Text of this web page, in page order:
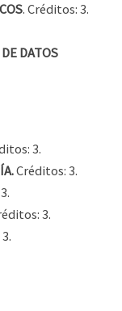
. Créditos: 3.
DATOS
3.
Créditos: 3.
3.